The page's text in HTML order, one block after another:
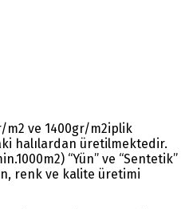
m2 ve 1400gr/m2iplik
halılardan üretilmektedir.
“Yün” ve “Sentetik”
renk ve kalite üretimi